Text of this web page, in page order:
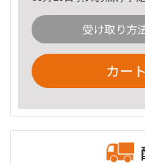
受け取り方
カー